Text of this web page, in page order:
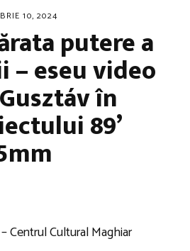
10, 2024
putere a
eseu video
în
89’
Centrul Cultural Maghiar